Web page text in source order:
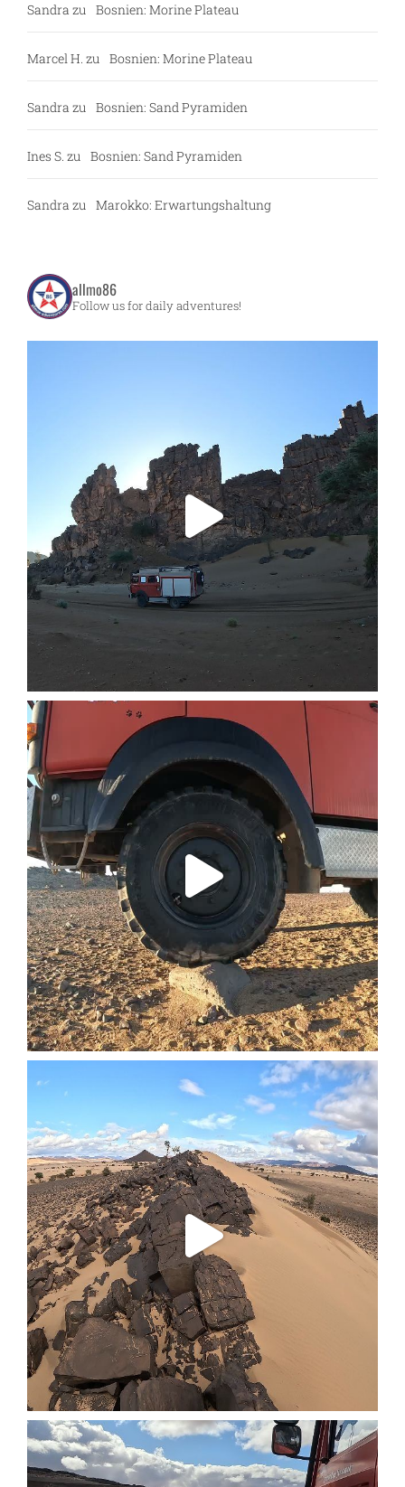
Sandra zu Bosnien: Morine Plateau
Marcel H. zu Bosnien: Morine Plateau
Sandra zu Bosnien: Sand Pyramiden
Ines S. zu Bosnien: Sand Pyramiden
Sandra zu Marokko: Erwartungshaltung
allmo86
Follow us for daily adventures!